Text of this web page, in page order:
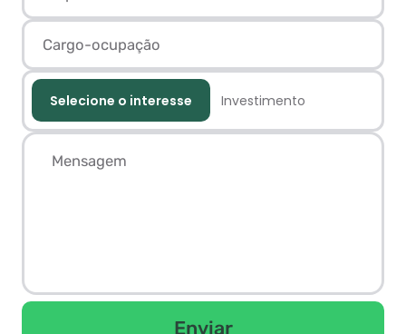
Selecione o interesse Investimento
Enviar